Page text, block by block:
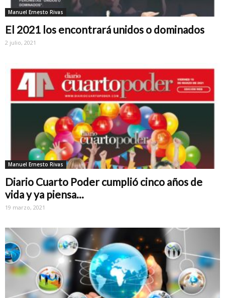
Manuel Ernesto Rivas
El 2021 los encontrará unidos o dominados
2 julio, 2021
Manuel Ernesto Rivas
Diario Cuarto Poder cumplió cinco años de
vida y ya piensa...
19 marzo, 2021